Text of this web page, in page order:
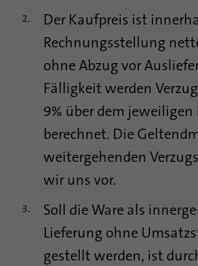
Der Kaufpreis ist
Rechnungsstellung
ohne Abzug vor
Fälligkeit werden
9% über dem jeweiligen
berechnet. Die
weitergehenden
wir uns vor.
Soll die Ware als
Lieferung ohne
gestellt werden, ist
Zweck
Dieses Cookie
Datenzentrums.
Anbieter .linkedin.com
Zweck
Mit diesem
von Gästen zur
zwingend
gespeichert